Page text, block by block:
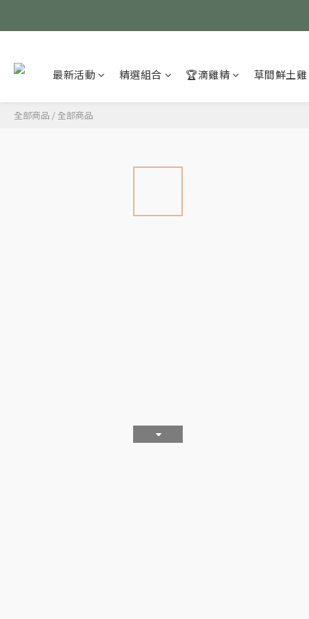
最新活動 精選組合 🏆滴雞精 草間鮮土雞
全部商品 / 全部商品